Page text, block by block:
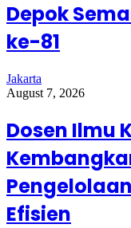
Depok
ke-81
Jakarta
August 7, 2026
Dosen Ilmu
Efisien